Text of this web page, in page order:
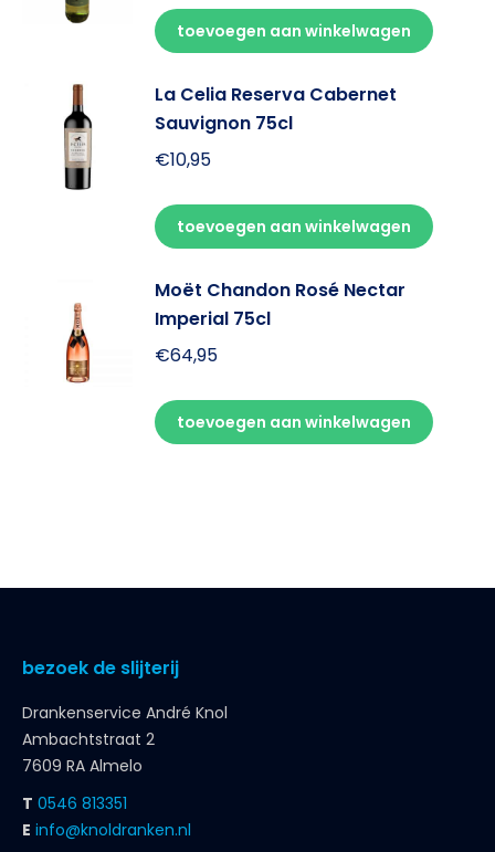
toevoegen aan winkelwagen
La Celia Reserva Cabernet
Sauvignon 75cl
€10,95
toevoegen aan winkelwagen
Moët Chandon Rosé Nectar
Imperial 75cl
€64,95
toevoegen aan winkelwagen
bezoek de slijterij
Drankenservice André Knol
Ambachtstraat 2
7609 RA Almelo
T 0546 813351
E info@knoldranken.nl